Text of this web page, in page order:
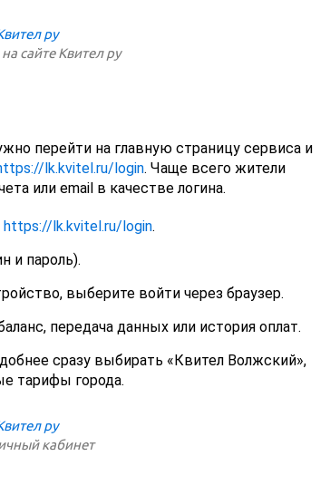
сайте Квител ру
перейти на главную страницу сервиса и
lk.kvitel.ru/login. Чаще всего жители
или email в качестве логина.
https://lk.kvitel.ru/login.
и пароль).
выберите войти через браузер.
передача данных или история оплат.
сразу выбирать «Квител Волжский»,
тарифы города.
кабинет